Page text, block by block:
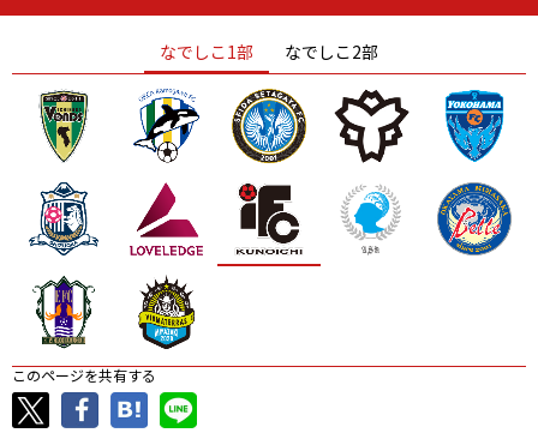
ニッパツ
ニッパツ 名古屋
石人の星
静岡 愛媛Ｌ
なでしこ1部 なでしこ2部
このページを共有する